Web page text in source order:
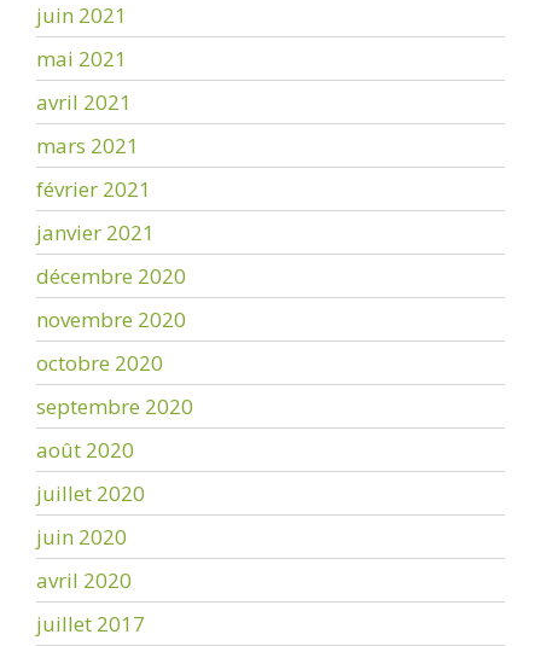
juin 2021
mai 2021
avril 2021
mars 2021
février 2021
janvier 2021
décembre 2020
novembre 2020
octobre 2020
septembre 2020
août 2020
juillet 2020
juin 2020
avril 2020
juillet 2017